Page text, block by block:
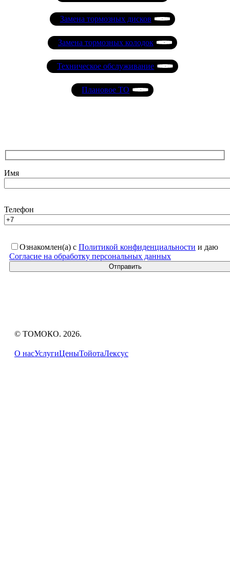
Замена тормозных дисков
Замена тормозных колодок
Техническое обслуживание
Плановое ТО
Имя
Телефон
Ознакомлен(а) с Политикой конфиденциальности и даю
Согласие на обработку персональных данных
© ТОМОКО. 2026.
О насУслугиЦеныТойотаЛексус